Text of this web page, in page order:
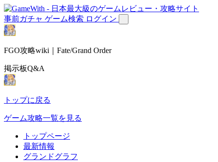
事前ガチャ ゲーム検索 ログイン
FGO攻略wiki｜Fate/Grand Order
掲示板Q&A
トップに戻る
ゲーム攻略一覧を見る
トップページ
最新情報
グランドグラフ